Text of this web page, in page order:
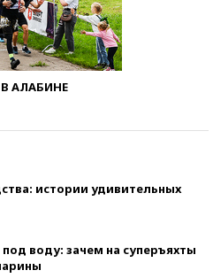
АЛАБИНЕ
истории удивительных
воду: зачем на суперъяхты